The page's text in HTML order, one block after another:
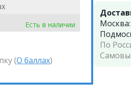
Есть в наличии
(О баллах)
Москва:
По